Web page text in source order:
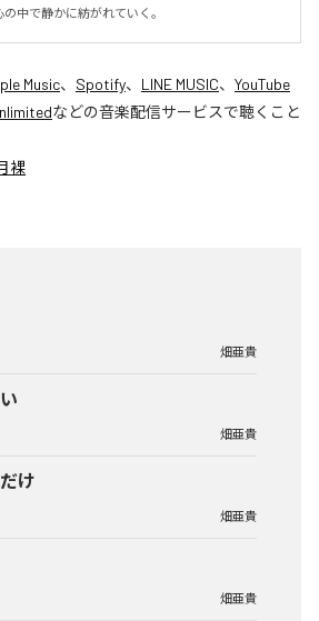
中で静かに紡がれていく。
Music、 Spotify、 LINE MUSIC、 YouTube
などの音楽配信サービスで聴くこと
裸
畑亜貴
畑亜貴
け
畑亜貴
畑亜貴